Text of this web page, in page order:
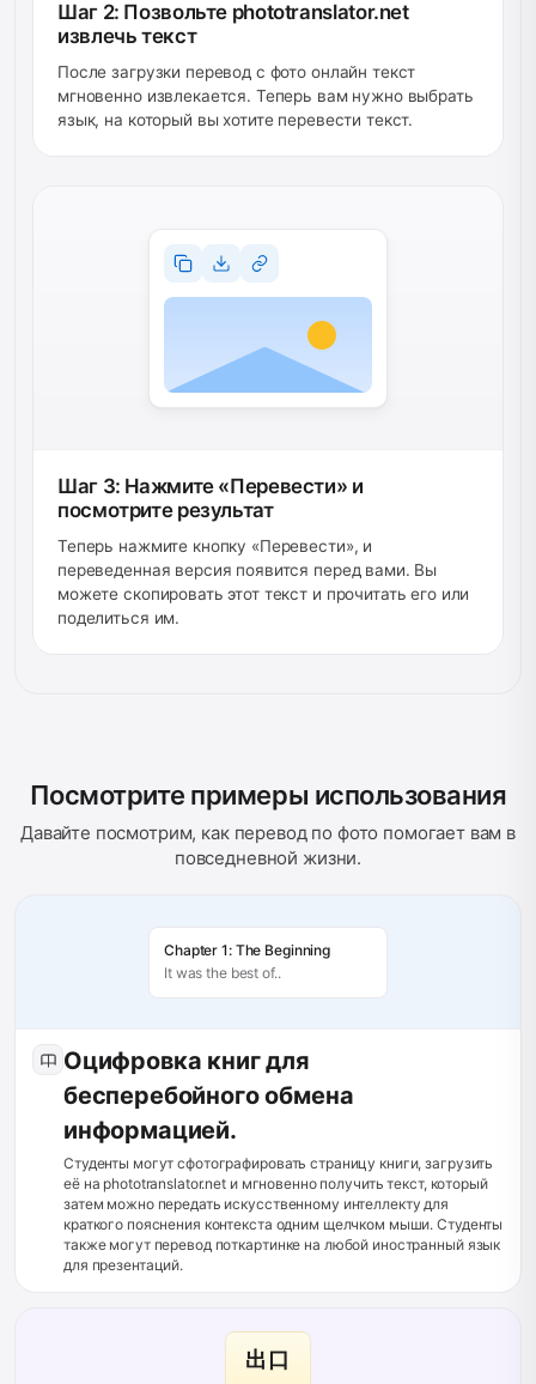
Шаг 2: Позвольте phototranslator.net
извлечь текст
После загрузки перевод с фото онлайн текст
мгновенно извлекается. Теперь вам нужно выбрать
язык, на который вы хотите перевести текст.
Шаг 3: Нажмите «Перевести» и
посмотрите результат
Теперь нажмите кнопку «Перевести», и
переведенная версия появится перед вами. Вы
можете скопировать этот текст и прочитать его или
поделиться им.
Посмотрите примеры использования
Давайте посмотрим, как перевод по фото помогает вам в
повседневной жизни.
Chapter 1: The Beginning
It was the best of..
Оцифровка книг для
бесперебойного обмена
информацией.
Студенты могут сфотографировать страницу книги, загрузить
её на phototranslator.net и мгновенно получить текст, который
затем можно передать искусственному интеллекту для
краткого пояснения контекста одним щелчком мыши. Студенты
также могут перевод поткартинке на любой иностранный язык
для презентаций.
出口